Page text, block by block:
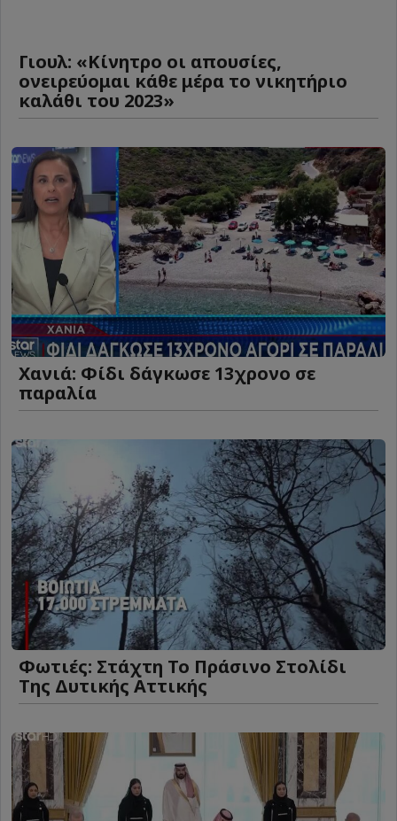
Γιουλ: «Κίνητρο οι απουσίες,
ονειρεύομαι κάθε μέρα το νικητήριο
καλάθι του 2023»
Χανιά: Φίδι δάγκωσε 13χρονο σε
παραλία
Φωτιές: Στάχτη Το Πράσινο Στολίδι
Της Δυτικής Αττικής